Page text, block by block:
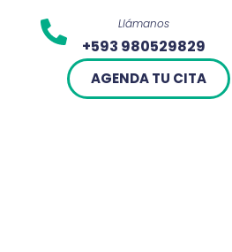
Llámanos
+593 980529829
AGENDA TU CITA